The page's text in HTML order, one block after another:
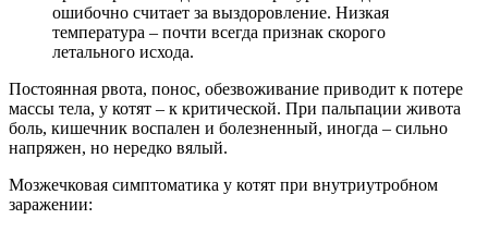
ошибочно считает за выздоровление. Низкая
температура – почти всегда признак скорого
летального исхода.
Постоянная рвота, понос, обезвоживание приводит к потере
массы тела, у котят – к критической. При пальпации живота
боль, кишечник воспален и болезненный, иногда – сильно
напряжен, но нередко вялый.
Мозжечковая симптоматика у котят при внутриутробном
заражении: